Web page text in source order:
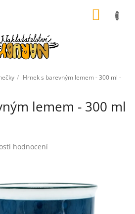
Hrnek s barevným lemem - 300 ml -
lemem - 300 ml
hodnocení